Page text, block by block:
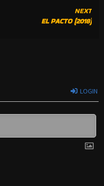
NEXT
EL PACTO (2018)
LOGIN